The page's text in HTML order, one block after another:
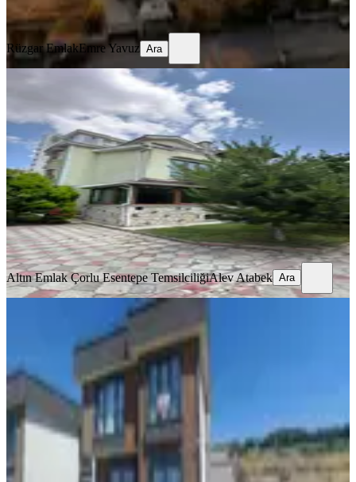
Ara
Rüzgar EmlakEmre Yavuz Ara
Emlak Konutları Kiralık Villa
Tekirdağ, Çorlu
5+1·255 m²·07.07.2026
68.000 ₺
Altın Emlak Çorlu Esentepe TemsilciliğiAlev Atabek
Ara
Altın Emlak Çorlu Esentepe TemsilciliğiAlev Atabek Ara
Gümüş Emlak'tan İğdebağlarında
Eşyalı Havuzlu Kiralık Villa
Tekirdağ, Şarköy
3+1
290 m²· 03.07.2026
60.000 ₺